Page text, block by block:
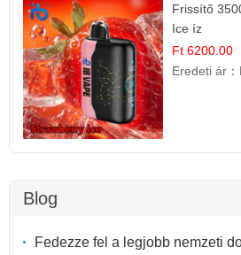
Frissítő
Ice íz
Ft 6200.00
Eredeti ár：
Blog
Fedezze fel a legjobb nemzeti